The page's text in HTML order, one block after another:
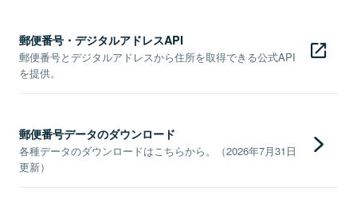
郵便番号・デジタルアドレスAPI
郵便番号とデジタルアドレスから住所を取得できる公式API
を提供。
郵便番号データのダウンロード
各種データのダウンロードはこちらから。（2026年7月31日
更新）